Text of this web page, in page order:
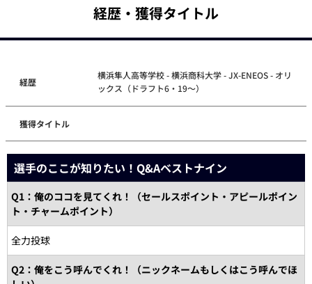
経歴・獲得タイトル
経歴
横浜隼人高等学校 - 横浜商科大学 - JX-ENEOS - オリ
ックス（ドラフト6・19～）
獲得タイトル
選手のここが知りたい！Q&Aベストナイン
Q1：俺のココを見てくれ！（セールスポイント・アピールポイン
ト・チャームポイント）
全力投球
Q2：俺をこう呼んでくれ！（ニックネームもしくはこう呼んでほ